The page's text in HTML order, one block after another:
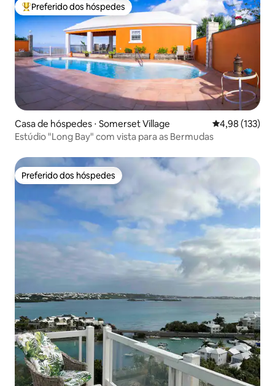
Entre os melhores preferidos dos hóspedes
Preferido dos hóspedes
Casa de hóspedes ⋅ Somerset Village 4,98 de uma
4,98 (133)
Estúdio "Long Bay" com vista para as Bermudas
Preferido dos hóspedes
Preferido dos hóspedes